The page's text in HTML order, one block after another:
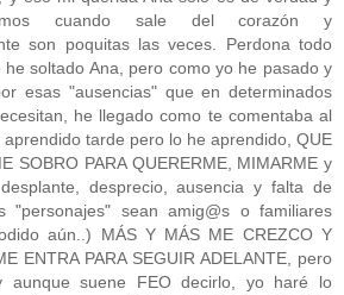
cuando sale del corazón y
son poquitas las veces. Perdona todo
soltado Ana, pero como yo he pasado y
esas "ausencias" que en determinados
he llegado como te comentaba al
aprendido tarde pero lo he aprendido, QUE
SOBRO PARA QUERERME, MIMARME y
desprecio, ausencia y falta de
"personajes" sean amig@s o familiares
aún..) MÁS Y MÁS ME CREZCO Y
ENTRA PARA SEGUIR ADELANTE, pero
aunque suene FEO decirlo, yo haré lo